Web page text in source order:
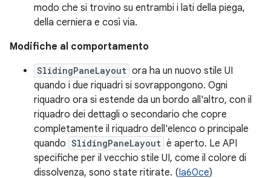
modo che si trovino su entrambi i lati della piega,
della cerniera e così via.
Modifiche al comportamento
SlidingPaneLayout ora ha un nuovo stile UI
quando i due riquadri si sovrappongono. Ogni
riquadro ora si estende da un bordo all'altro, con il
riquadro dei dettagli o secondario che copre
completamente il riquadro dell'elenco o principale
quando SlidingPaneLayout è aperto. Le API
specifiche per il vecchio stile UI, come il colore di
dissolvenza, sono state ritirate. (Ia60ce)